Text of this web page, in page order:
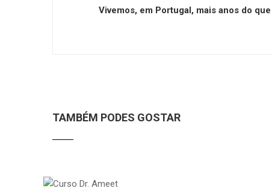
Vivemos, em Portugal, mais anos do
TAMBÉM PODES GOSTAR